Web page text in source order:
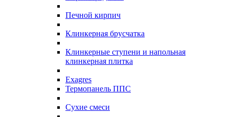
Печной кирпич
Клинкерная брусчатка
Клинкерные ступени и напольная
клинкерная плитка
Exagres
Термопанель ППС
Сухие смеси